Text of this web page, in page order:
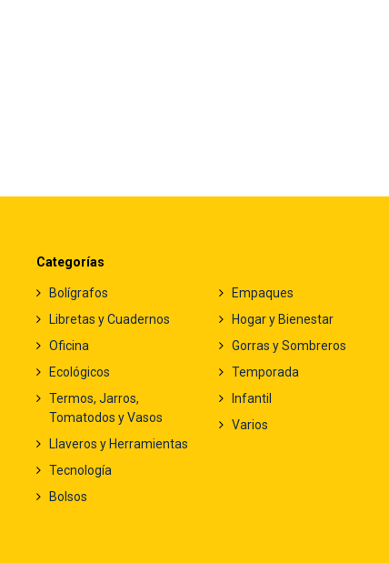
Categorías
Bolígrafos
Libretas y Cuadernos
Oficina
Ecológicos
Termos, Jarros,
Tomatodos y Vasos
Llaveros y Herramientas
Tecnología
Bolsos
Empaques
Hogar y Bienestar
Gorras y Sombreros
Temporada
Infantil
Varios